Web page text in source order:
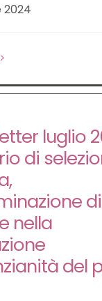
2024
luglio
di
di
nella
del